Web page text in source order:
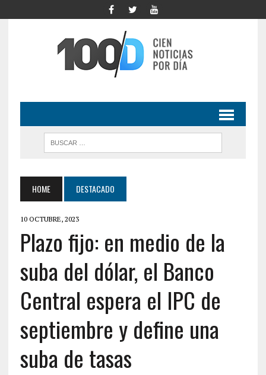
HOME DESTACADO
10 OCTUBRE, 2023
Plazo fijo: en medio de la
suba del dólar, el Banco
Central espera el IPC de
septiembre y define una
suba de tasas